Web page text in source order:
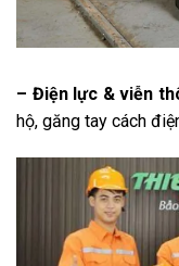
– Điện lực & viễn
hộ, găng tay cách